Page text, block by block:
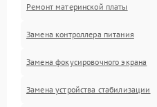
Ремонт материнской платы
Замена контроллера питания
Замена фокусировочного экрана
Замена устройства стабилизации